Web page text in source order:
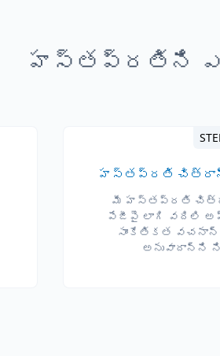
హస్తప్రతిని
హస్తప్రతి
మీ హస్తప్రతి
పేజీపై లాగి వదిలి
సాంకేతికత వచనాన్ని
అనువాదాన్ని